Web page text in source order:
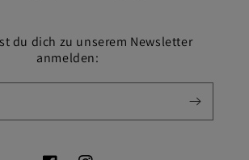
du dich zu unserem Newsletter
anmelden: